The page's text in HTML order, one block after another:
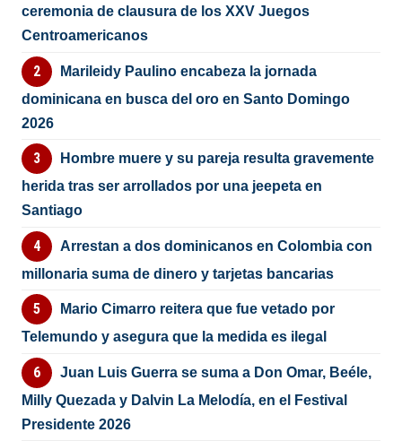
ceremonia de clausura de los XXV Juegos
Centroamericanos
Marileidy Paulino encabeza la jornada
dominicana en busca del oro en Santo Domingo
2026
Hombre muere y su pareja resulta gravemente
herida tras ser arrollados por una jeepeta en
Santiago
Arrestan a dos dominicanos en Colombia con
millonaria suma de dinero y tarjetas bancarias
Mario Cimarro reitera que fue vetado por
Telemundo y asegura que la medida es ilegal
Juan Luis Guerra se suma a Don Omar, Beéle,
Milly Quezada y Dalvin La Melodía, en el Festival
Presidente 2026